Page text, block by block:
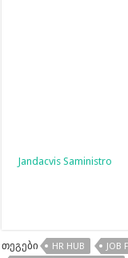
Jandacvis Saministro
თეგები HR HUB JOB